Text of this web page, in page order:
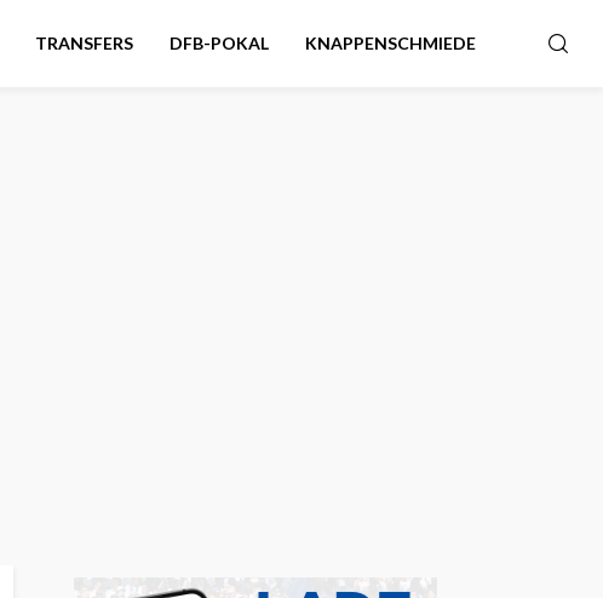
TRANSFERS DFB-POKAL KNAPPENSCHMIEDE